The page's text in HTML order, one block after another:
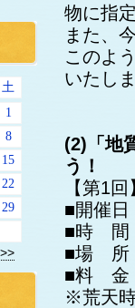
物に指
また、
このよ
いたし
(2)「地
う！
【第1回
■開催
■時 間
■場 所
■料 金
※荒天
土
1
8
15
22
29